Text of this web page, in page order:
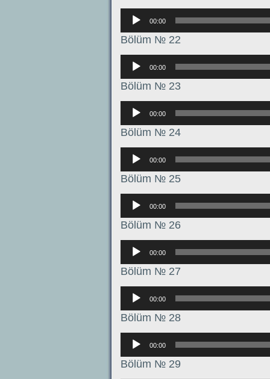
Аудиоплеер
00:00
Bölüm № 22
Аудиоплеер
00:00
Bölüm № 23
Аудиоплеер
00:00
Bölüm № 24
Аудиоплеер
00:00
Bölüm № 25
Аудиоплеер
00:00
Bölüm № 26
Аудиоплеер
00:00
Bölüm № 27
Аудиоплеер
00:00
Bölüm № 28
Аудиоплеер
00:00
Bölüm № 29